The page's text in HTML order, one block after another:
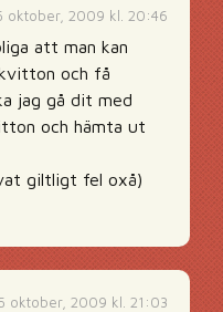
oktober, 2009 kl. 20:46
att man kan
och få
jag gå dit med
och hämta ut
giltligt fel oxå)
oktober, 2009 kl. 21:03